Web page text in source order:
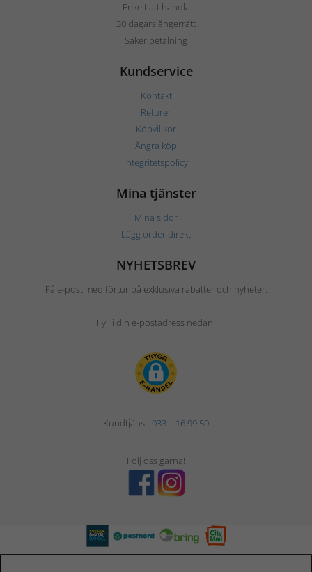
Enkelt att handla
30 dagars ångerrätt
Säker betalning
Kundservice
Kontakt
Returer
Köpvillkor
Ångra köp
Integritetspolicy
Mina tjänster
Mina sidor
Lägg order direkt
NYHETSBREV
Få e-post med förtur på exklusiva rabatter och nyheter.
Fyll i din e-postadress nedan.
Kundtjänst: 033 – 16 99 50
Följ oss gärna!